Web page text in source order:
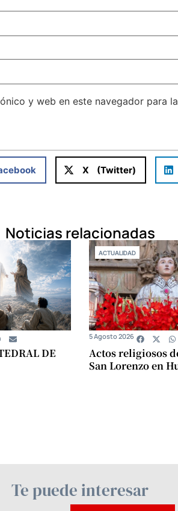
y web en este navegador para
X (Twitter)
Noticias relacionadas
DE
ACTUALIDAD
Actos religiosos
San Lorenzo en
5 Agosto 2026
Te puede interesar